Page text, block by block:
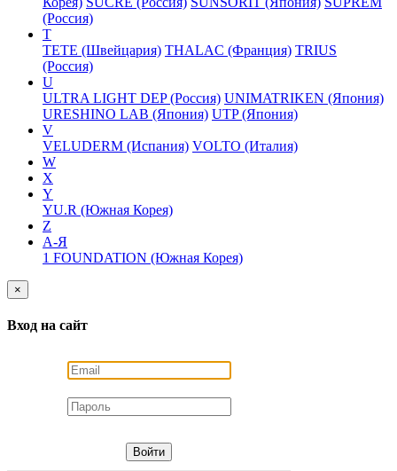
(Россия)
T
TETE (Швейцария) THALAC (Франция) TRIUS
(Россия)
U
ULTRA LIGHT DEP (Россия) UNIMATRIKEN (Япония)
URESHINO LAB (Япония) UTP (Япония)
V
VELUDERM (Испания) VOLTO (Италия)
W
X
Y
YU.R (Южная Корея)
Z
А-Я
1 FOUNDATION (Южная Корея)
×
Вход на сайт
Войти